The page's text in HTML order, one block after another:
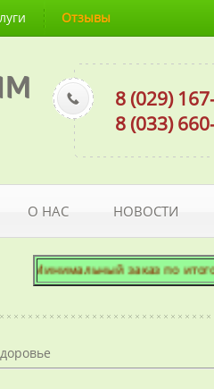
Отзывы
8 (029)
8 (033)
О НАС НОВОСТИ
Минимальный заказ по